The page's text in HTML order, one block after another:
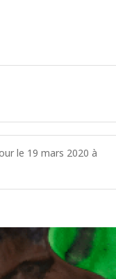
le 19 mars 2020 à